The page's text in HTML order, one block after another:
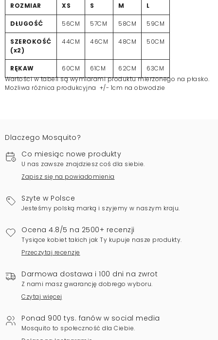
ROZMIAR XS S M L
DŁUGOŚĆ 56CM 57CM 58CM 59CM
SZEROKOŚĆ
(x2)
44CM 46CM 48CM 50CM
RĘKAW 60CM 61CM 62CM
63CM
Wartości w tabeli są wymiarami produktu mierzonego na płasko.
Możliwa różnica produkcyjna +/- 1cm na obwodzie
Dlaczego Mosquito?
Co miesiąc nowe produkty
U nas zawsze znajdziesz coś dla siebie.
Zapisz się na powiadomienia
Szyte w Polsce
Jesteśmy polską marką i szyjemy w naszym kraju.
Ocena 4.8/5 na 2500+ recenzji
Tysiące kobiet takich jak Ty kupuje nasze produkty.
Przeczytaj recenzje
Darmowa dostawa i 100 dni na zwrot
Z nami masz gwarancję dobrego wyboru.
Czytaj więcej
Ponad 900 tys. fanów w social media
Mosquito to społeczność dla Ciebie.